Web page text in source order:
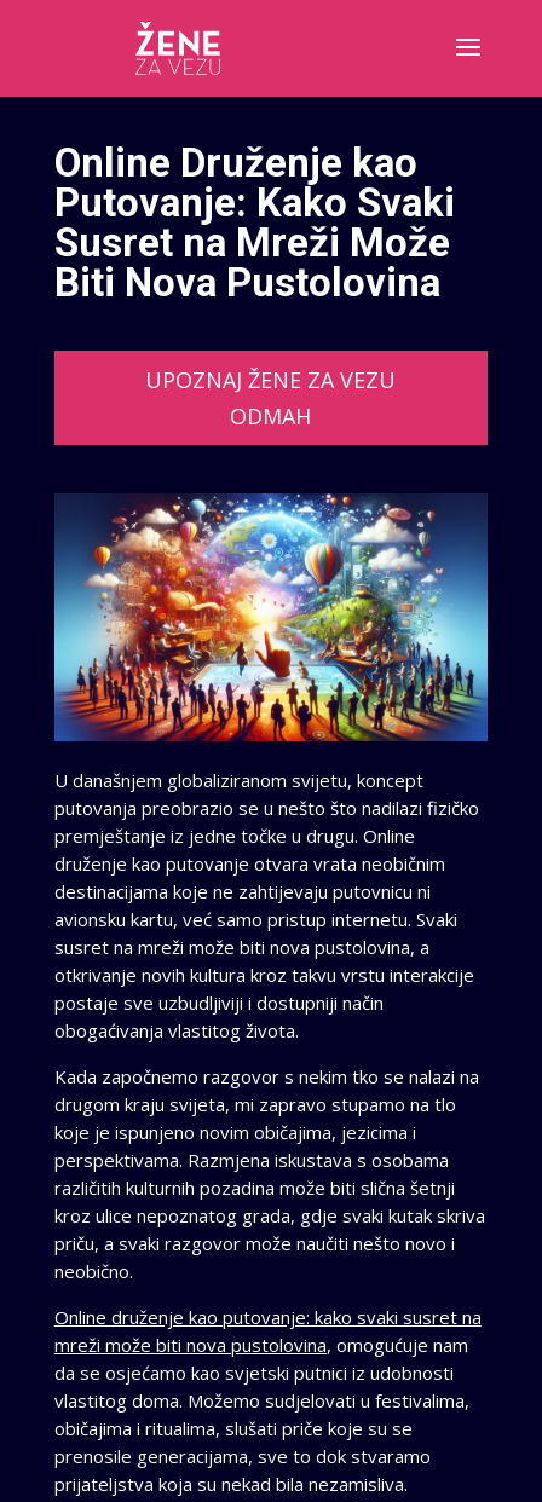
Online Druženje kao
Putovanje: Kako Svaki
Susret na Mreži Može
Biti Nova Pustolovina
UPOZNAJ ŽENE ZA VEZU
ODMAH
U današnjem globaliziranom svijetu, koncept
putovanja preobrazio se u nešto što nadilazi fizičko
premještanje iz jedne točke u drugu. Online
druženje kao putovanje otvara vrata neobičnim
destinacijama koje ne zahtijevaju putovnicu ni
avionsku kartu, već samo pristup internetu. Svaki
susret na mreži može biti nova pustolovina, a
otkrivanje novih kultura kroz takvu vrstu interakcije
postaje sve uzbudljiviji i dostupniji način
obogaćivanja vlastitog života.
Kada započnemo razgovor s nekim tko se nalazi na
drugom kraju svijeta, mi zapravo stupamo na tlo
koje je ispunjeno novim običajima, jezicima i
perspektivama. Razmjena iskustava s osobama
različitih kulturnih pozadina može biti slična šetnji
kroz ulice nepoznatog grada, gdje svaki kutak skriva
priču, a svaki razgovor može naučiti nešto novo i
neobično.
Online druženje kao putovanje: kako svaki susret na
mreži može biti nova pustolovina, omogućuje nam
da se osjećamo kao svjetski putnici iz udobnosti
vlastitog doma. Možemo sudjelovati u festivalima,
običajima i ritualima, slušati priče koje su se
prenosile generacijama, sve to dok stvaramo
prijateljstva koja su nekad bila nezamisliva.